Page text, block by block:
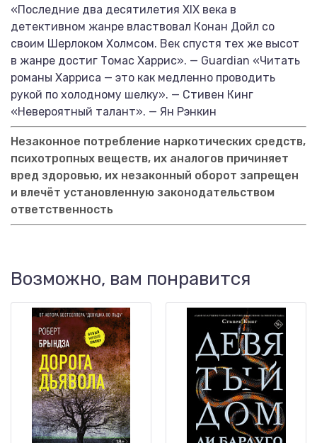
«Последние два десятилетия XIX века в
детективном жанре властвовал Конан Дойл со
своим Шерлоком Холмсом. Век спустя тех же высот
в жанре достиг Томас Харрис». — Guardian «Читать
романы Харриса — это как медленно проводить
рукой по холодному шелку». — Стивен Кинг
«Невероятный талант». — Ян Рэнкин
Незаконное потребление наркотических средств,
психотропных веществ, их аналогов причиняет
вред здоровью, их незаконный оборот запрещен
и влечёт установленную законодательством
ответственность
Возможно, вам понравится